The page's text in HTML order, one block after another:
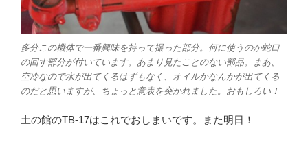
多分この機体で一番興味を持って撮った部分。何に使うのか蛇口
の回す部分が付いています。あまり見たことのない部品。まあ、
空冷なので水が出てくるはずもなく、オイルかなんかが出てくる
のだと思いますが、ちょっと意表を突かれました。おもしろい！
土の館のTB-17はこれでおしまいです。また明日！